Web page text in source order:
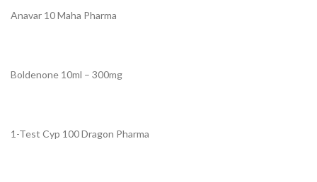
Anavar 10 Maha Pharma
Boldenone 10ml – 300mg
1-Test Cyp 100 Dragon Pharma